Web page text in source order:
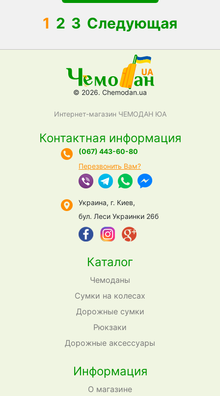
1 2 3 Следующая
© 2026. Chemodan.ua
Интернет-магазин ЧЕМОДАН ЮА
Каталог
Чемоданы
Сумки на колесах
Дорожные сумки
Рюкзаки
Дорожные аксессуары
Информация
О магазине
Контактная информация
(067) 443-60-80
Перезвонить Вам?
Украина, г. Киев,
бул. Леси Украинки 26б